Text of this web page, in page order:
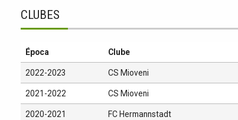
CLUBES
Época Clube
2022-2023 CS Mioveni
2021-2022 CS Mioveni
2020-2021 FC Hermannstadt